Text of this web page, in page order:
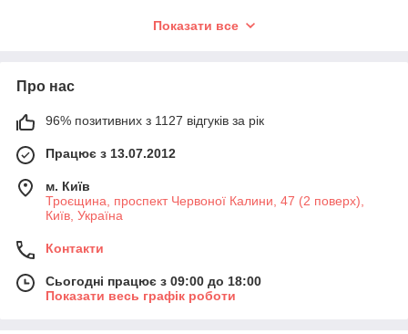
Швидка доставка по всій Україні, доступні ціни та перевірена
Показати все
Про нас
96% позитивних з 1127 відгуків за рік
Працює з 13.07.2012
м. Київ
Троєщина, проспект Червоної Калини, 47 (2 поверх),
Київ, Україна
Контакти
Сьогодні працює з 09:00 до 18:00
Показати весь графік роботи